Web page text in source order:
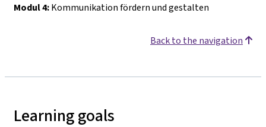
Modul 4:Kommunikation fördern und gestalten
Back to the navigation
Learning goals